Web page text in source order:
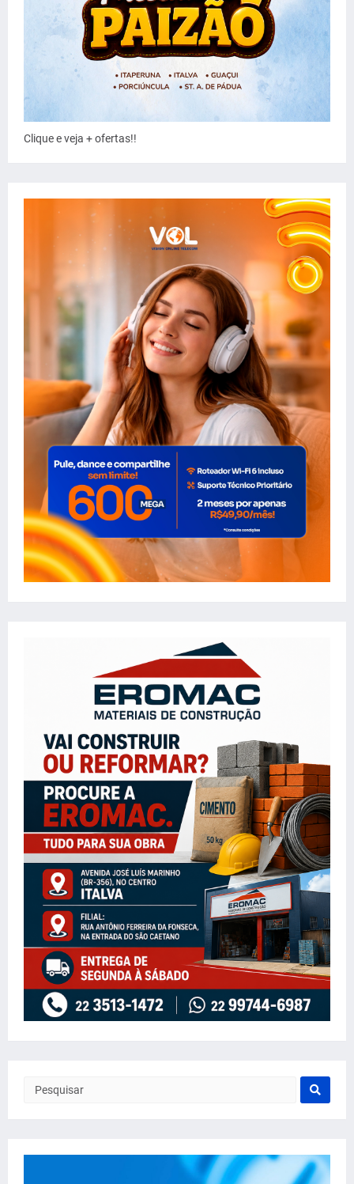
Clique e veja + ofertas!!